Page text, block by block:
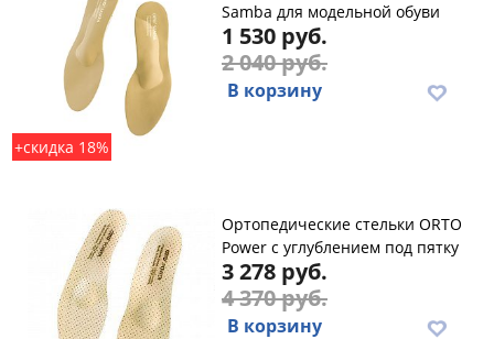
+скидка 18%
Samba для модельной обуви
1 530 руб.
2 040 руб.
В корзину
Ортопедические cтельки ORTO
Power с углублением под пятку
3 278 руб.
4 370 руб.
В корзину